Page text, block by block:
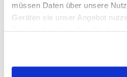
müssen Daten über unsere
Geräten sie unser Angebot
werden, werden bei der
Fall gesetzt. Cookies von
angenehmes Bastmaterial
perfekter Sonnenschutz mit
907980-navy